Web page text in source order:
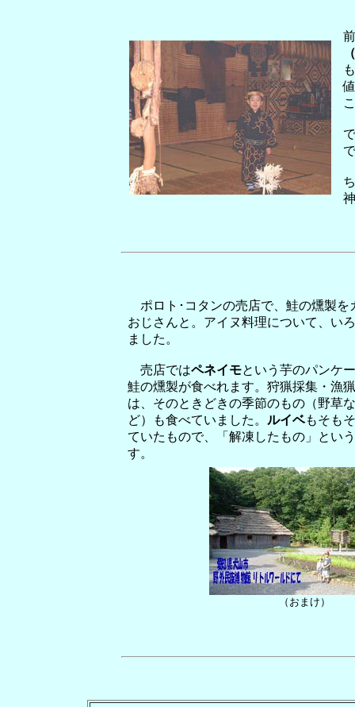
ポロト･コタンの売店で、鮭の燻製を
おじさんと。アイヌ料理について、い
ました。
売店ではペネイモという芋のパンケ
鮭の燻製が食べれます。狩猟採集・漁
は、そのときどきの季節のもの（野草
ど）も食べていました。 ルイベもそも
ていたもので、「解凍したもの」とい
す。
（おまけ）